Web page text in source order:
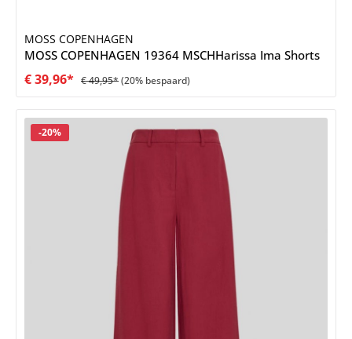
MOSS COPENHAGEN
MOSS COPENHAGEN 19364 MSCHHarissa Ima Shorts
€ 39,96* € 49,95*(20% bespaard)
Korting
-20%